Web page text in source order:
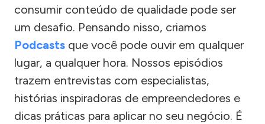
consumir conteúdo de qualidade pode ser
um desafio. Pensando nisso, criamos
Podcasts que você pode ouvir em qualquer
lugar, a qualquer hora. Nossos episódios
trazem entrevistas com especialistas,
histórias inspiradoras de empreendedores e
dicas práticas para aplicar no seu negócio. É